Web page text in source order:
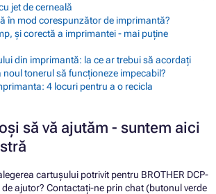
jet de cerneală
în mod corespunzător de imprimantă?
și corectă a imprimantei - mai puține
din imprimantă: la ce ar trebui să acordați
noul tonerul să funcționeze impecabil?
4 locuri pentru a o recicla
să vă ajutăm - suntem aici
cartușului potrivit pentru BROTHER DCP-
de ajutor? Contactați-ne prin chat (butonul verde